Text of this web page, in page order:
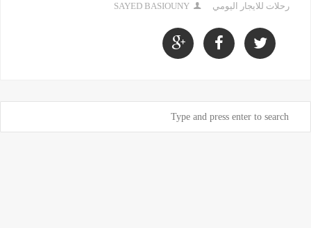
رحلات للايجار اليومي
SAYED BASIOUNY